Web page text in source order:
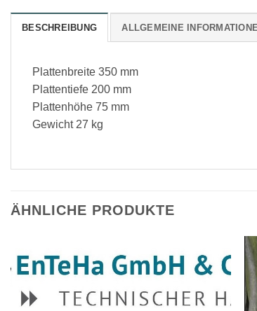
BESCHREIBUNG ALLGEMEINE
Plattenbreite 350 mm
Plattentiefe 200 mm
Plattenhöhe 75 mm
Gewicht 27 kg
ÄHNLICHE PRODUKTE